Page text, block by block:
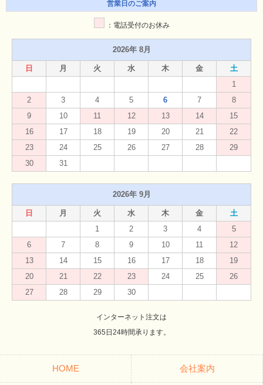
営業日のご案内
：電話受付のお休み
2026年 8月
日 月 火 水 木 金
土
1
2
3 4 5 6 7
8
9
10 11 12 13 14
15
16
17 18 19 20 21
22
23
24 25 26 27 28
29
30
31
2026年 9月
日 月 火 水 木 金
土
1
2 3 4
5
6
7 8 9 10 11
12
13
14 15 16 17 18
19
20
21 22 23 24 25
26
27
28 29 30
インターネット注文は
365日24時間承ります。
HOME 会社案内